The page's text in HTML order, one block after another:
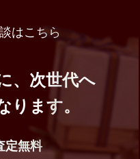
はこちら
、次世代へ
ります。
定無料